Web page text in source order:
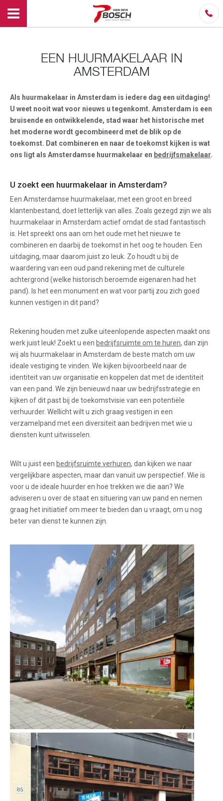
EEN HUURMAKELAAR IN
AMSTERDAM
Als huurmakelaar in Amsterdam is iedere dag een uitdaging!
U weet nooit wat voor nieuws u tegenkomt. Amsterdam is een
bruisende en ontwikkelende, stad waar het historische met
het moderne wordt gecombineerd met de blik op de
toekomst. Dat combineren en naar de toekomst kijken is wat
ons ligt als Amsterdamse huurmakelaar en bedrijfsmakelaar.
U zoekt een huurmakelaar in Amsterdam?
Een Amsterdamse huurmakelaar, met een groot en breed
klantenbestand, doet letterlijk van alles. Zoals gezegd zijn we als
huurmakelaar in Amsterdam actief omdat de stad fantastisch
is. Het spreekt ons aan om het oude met het nieuwe te
combineren en daarbij de toekomst in het oog te houden. Een
uitdaging, maar daarom juist zo leuk. Zo houdt u bij de
waardering van een oud pand rekening met de culturele
achtergrond (welke historisch beroemde eigenaren had het
pand). Is het een monument en wat voor partij zou zich goed
kunnen vestigen in dit pand?
Rekening houden met zulke uiteenlopende aspecten maakt ons
werk juist leuk! Zoekt u een bedrijfsruimte om te huren, dan zijn
wij als huurmakelaar in Amsterdam de beste match om uw
ideale vestiging te vinden. We kijken bijvoorbeeld naar de
identiteit van uw organisatie en koppelen dat met de identiteit
van een pand. We zijn benieuwd naar uw bedrijfsstrategie en
kijken of dit past bij de toekomstvisie van een potentiële
verhuurder. Wellicht wilt u zich graag vestigen in een
verzamelpand met een diversiteit aan bedrijven met wie u
diensten kunt uitwisselen.
Wilt u juist een bedrijfsruimte verhuren, dan kijken we naar
vergelijkbare aspecten, maar dan vanuit uw perspectief. Wie is
voor u de ideale huurder en hoe trekken we die aan? We
adviseren u over de staat en situering van uw pand en nemen
graag het initiatief om meer te bieden dan u vraagt, om u nog
beter van dienst te kunnen zijn.